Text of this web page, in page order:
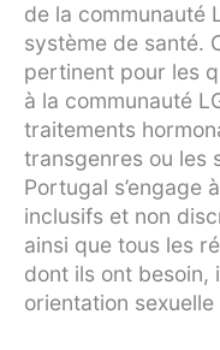
de la communauté
système de santé.
pertinent pour les
à la communauté
traitements
transgenres ou les
Portugal s’engage
inclusifs et non
ainsi que tous les
dont ils ont besoin,
orientation